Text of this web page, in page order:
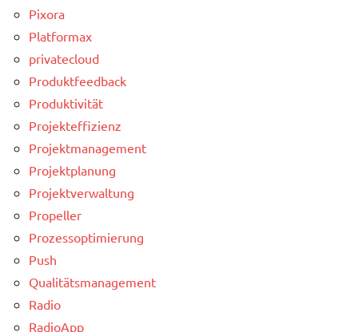
Pixora
Platformax
privatecloud
Produktfeedback
Produktivität
Projekteffizienz
Projektmanagement
Projektplanung
Projektverwaltung
Propeller
Prozessoptimierung
Push
Qualitätsmanagement
Radio
RadioApp